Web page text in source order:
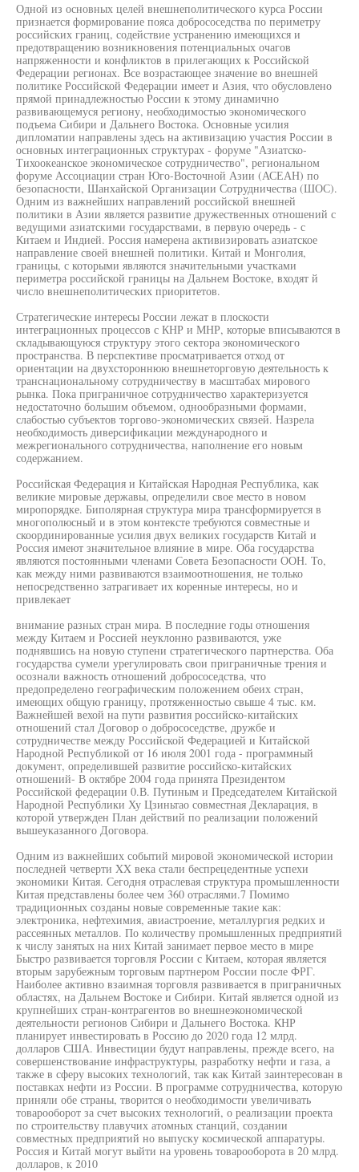
Одной из основных целей внешнеполитического курса России
признается формирование пояса добрососедства по периметру
российских границ, содействие устранению имеющихся и
предотвращению возникновения потенциальных очагов
напряженности и конфликтов в прилегающих к Российской
Федерации регионах. Все возрастающее значение во внешней
политике Российской Федерации имеет и Азия, что обусловлено
прямой принадлежностью России к этому динамично
развивающемуся региону, необходимостью экономического
подъема Сибири и Дальнего Востока. Основные усилия
дипломатии направлены здесь на активизацию участия России в
основных интеграционных структурах - форуме "Азиатско-
Тихоокеанское экономическое сотрудничество", региональном
форуме Ассоциации стран Юго-Восточной Азии (АСЕАН) по
безопасности, Шанхайской Организации Сотрудничества (ШОС).
Одним из важнейших направлений российской внешней
политики в Азии является развитие дружественных отношений с
ведущими азиатскими государствами, в первую очередь - с
Китаем и Индией. Россия намерена активизировать азиатское
направление своей внешней политики. Китай и Монголия,
границы, с которыми являются значительными участками
периметра российской границы на Дальнем Востоке, входят й
число внешнеполитических приоритетов.
Стратегические интересы России лежат в плоскости
интеграционных процессов с КНР и МНР, которые вписываются в
складывающуюся структуру этого сектора экономического
пространства. В перспективе просматривается отход от
ориентации на двухстороннюю внешнеторговую деятельность к
транснациональному сотрудничеству в масштабах мирового
рынка. Пока приграничное сотрудничество характеризуется
недостаточно большим объемом, однообразными формами,
слабостью субъектов торгово-экономических связей. Назрела
необходимость диверсификации международного и
межрегионального сотрудничества, наполнение его новым
содержанием.
Российская Федерация и Китайская Народная Республика, как
великие мировые державы, определили свое место в новом
миропорядке. Биполярная структура мира трансформируется в
многополюсный и в этом контексте требуются совместные и
скоординированные усилия двух великих государств Китай и
Россия имеют значительное влияние в мире. Оба государства
являются постоянными членами Совета Безопасности ООН. То,
как между ними развиваются взаимоотношения, не только
непосредственно затрагивает их коренные интересы, но и
привлекает
внимание разных стран мира. В последние годы отношения
между Китаем и Россией неуклонно развиваются, уже
поднявшись на новую ступени стратегического партнерства. Оба
государства сумели урегулировать свои приграничные трения и
осознали важность отношений добрососедства, что
предопределено географическим положением обеих стран,
имеющих общую границу, протяженностью свыше 4 тыс. км.
Важнейшей вехой на пути развития российско-китайских
отношений стал Договор о добрососедстве, дружбе и
сотрудничестве между Российской Федерацией и Китайской
Народной Республикой от 16 июля 2001 года - программный
документ, определившей развитие российско-китайских
отношений- В октябре 2004 года принята Президентом
Российской федерации 0.В. Путиным и Председателем Китайской
Народной Республики Ху Цзиньтао совместная Декларация, в
которой утвержден План действий по реализации положений
вышеуказанного Договора.
Одним из важнейших событий мировой экономической истории
последней четверти XX века стали беспрецедентные успехи
экономики Китая. Сегодня отраслевая структура промышленности
Китая представлены более чем 360 отраслями.7 Помимо
традиционных созданы новые современные такие как:
электроника, нефтехимия, авиастроение, металлургия редких и
рассеянных металлов. По количеству промышленных предприятий
к числу занятых на них Китай занимает первое место в мире
Быстро развивается торговля России с Китаем, которая является
вторым зарубежным торговым партнером России после ФРГ.
Наиболее активно взаимная торговля развивается в приграничных
областях, на Дальнем Востоке и Сибири. Китай является одной из
крупнейших стран-контрагентов во внешнеэкономической
деятельности регионов Сибири и Дальнего Востока. КНР
планирует инвестировать в Россию до 2020 года 12 млрд.
долларов США. Инвестиции будут направлены, прежде всего, на
совершенствование инфраструктуры, разработку нефти и газа, а
также в сферу высоких технологий, так как Китай заинтересован в
поставках нефти из России. В программе сотрудничества, которую
приняли обе страны, творится о необходимости увеличивать
товарооборот за счет высоких технологий, о реализации проекта
по строительству плавучих атомных станций, создании
совместных предприятий но выпуску космической аппаратуры.
Россия и Китай могут выйти на уровень товарооборота в 20 млрд.
долларов, к 2010